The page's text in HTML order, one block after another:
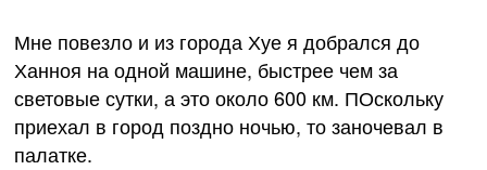
Мне повезло и из города Хуе я добрался до
Ханноя на одной машине, быстрее чем за
световые сутки, а это около 600 км. ПОскольку
приехал в город поздно ночью, то заночевал в
палатке.